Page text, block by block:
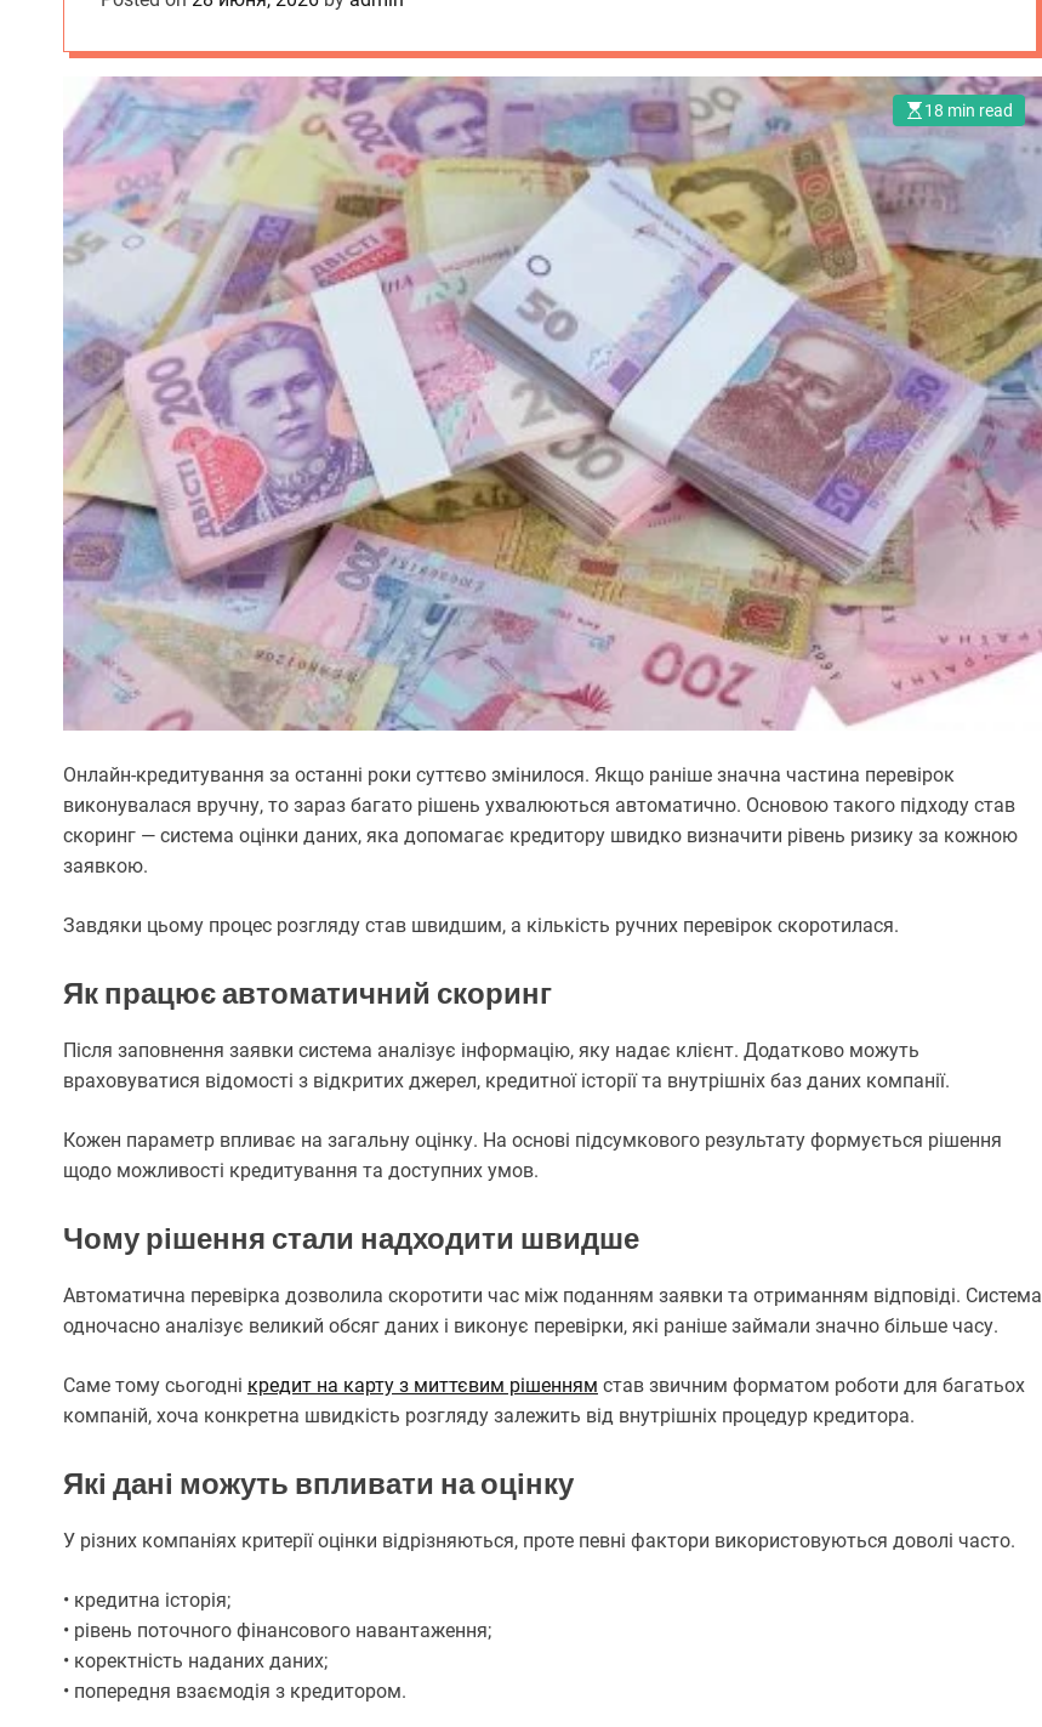
18 min read
Онлайн-кредитування за останні роки суттєво змінилося. Якщо раніше значна частина перевірок
виконувалася вручну, то зараз багато рішень ухвалюються автоматично. Основою такого підходу став
скоринг — система оцінки даних, яка допомагає кредитору швидко визначити рівень ризику за кожною
заявкою.
Завдяки цьому процес розгляду став швидшим, а кількість ручних перевірок скоротилася.
Як працює автоматичний скоринг
Після заповнення заявки система аналізує інформацію, яку надає клієнт. Додатково можуть
враховуватися відомості з відкритих джерел, кредитної історії та внутрішніх баз даних компанії.
Кожен параметр впливає на загальну оцінку. На основі підсумкового результату формується рішення
щодо можливості кредитування та доступних умов.
Чому рішення стали надходити швидше
Автоматична перевірка дозволила скоротити час між поданням заявки та отриманням відповіді. Система
одночасно аналізує великий обсяг даних і виконує перевірки, які раніше займали значно більше часу.
Саме тому сьогодні кредит на карту з миттєвим рішенням став звичним форматом роботи для багатьох
компаній, хоча конкретна швидкість розгляду залежить від внутрішніх процедур кредитора.
Які дані можуть впливати на оцінку
У різних компаніях критерії оцінки відрізняються, проте певні фактори використовуються доволі часто.
• кредитна історія;
• рівень поточного фінансового навантаження;
• коректність наданих даних;
• попередня взаємодія з кредитором.